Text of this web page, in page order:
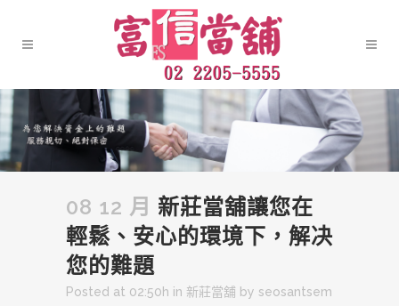
08 12 月 新莊當舖讓您在
輕鬆、安心的環境下，解决
您的難題
Posted at 02:50h in 新莊當舖 by seosantsem